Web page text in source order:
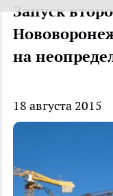
Запуск
на
18 августа 2015